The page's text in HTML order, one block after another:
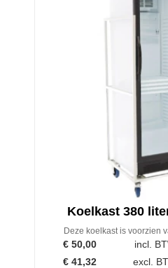
Koelkast 380
Deze koelkast is voorzien
€ 50,00
incl.
€ 41,32 excl.